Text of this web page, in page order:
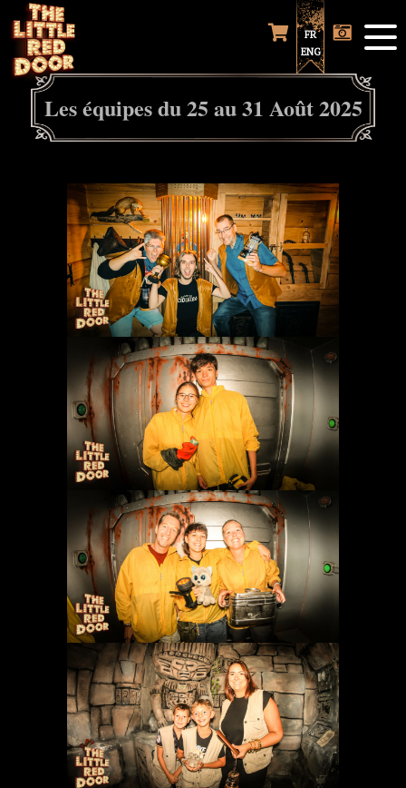
FR
ENG
Les équipes du 25 au 31 Août 2025